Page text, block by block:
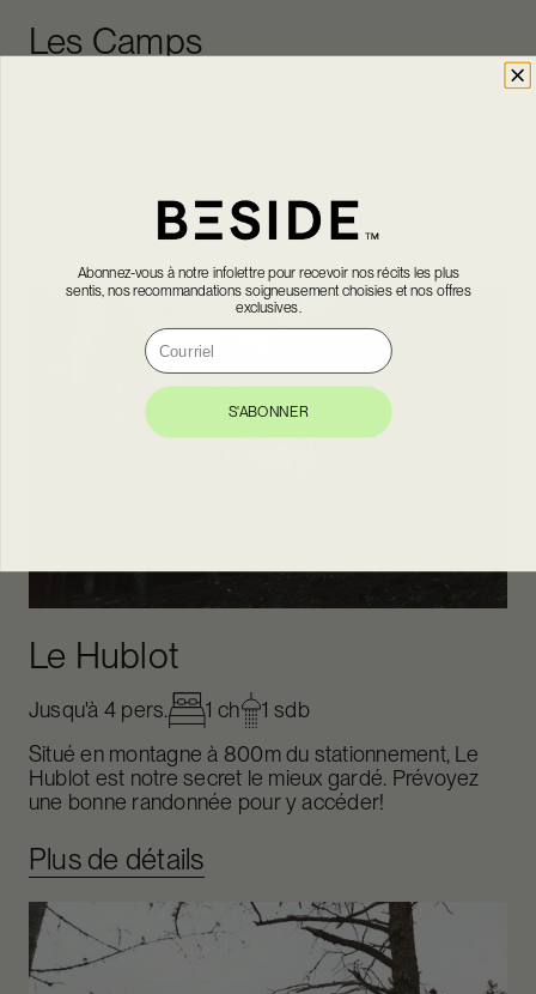
Les Camps
Plus de détails
Le Hublot
Jusqu'à 4 pers. 1 ch
1 sdb
Situé en montagne à 800m du stationnement, Le
Hublot est notre secret le mieux gardé. Prévoyez
une bonne randonnée pour y accéder!
Plus de détails
Abonnez-vous à notre infolettre pour recevoir nos récits les plus
sentis, nos recommandations soigneusement choisies et nos offres
exclusives.
Courriel
S'ABONNER